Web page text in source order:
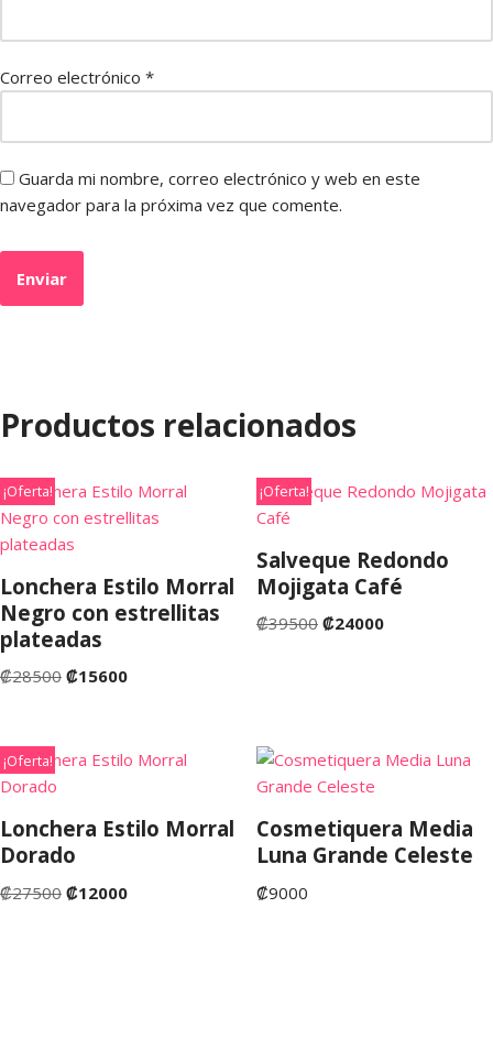
Correo electrónico *
Guarda mi nombre, correo electrónico y web en este
navegador para la próxima vez que comente.
Productos relacionados
¡Oferta!
Lonchera Estilo Morral
Negro con estrellitas
plateadas
₡28500 ₡15600
¡Oferta!
Salveque Redondo
Mojigata Café
₡39500 ₡24000
¡Oferta!
Lonchera Estilo Morral
Dorado
₡27500 ₡12000
Cosmetiquera Media
Luna Grande Celeste
₡9000